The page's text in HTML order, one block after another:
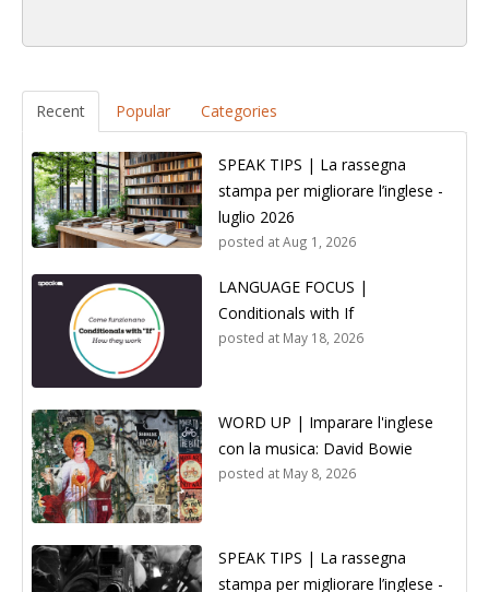
Recent Popular Categories
SPEAK TIPS | La rassegna
stampa per migliorare l’inglese -
luglio 2026
posted atAug 1, 2026
LANGUAGE FOCUS |
Conditionals with If
posted at May 18, 2026
WORD UP | Imparare l'inglese
con la musica: David Bowie
posted at May 8, 2026
SPEAK TIPS | La rassegna
stampa per migliorare l’inglese -